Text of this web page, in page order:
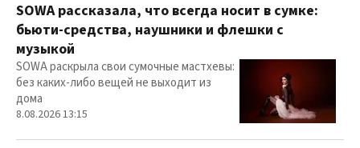
SOWA рассказала, что всегда носит в сумке:
бьюти-средства, наушники и флешки с
музыкой
SOWA раскрыла свои сумочные мастхевы:
без каких-либо вещей не выходит из
дома
8.08.2026 13:15